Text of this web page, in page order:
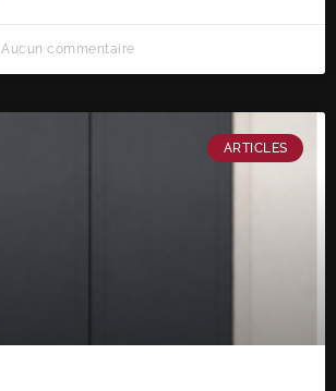
Aucun commentaire
ARTICLES